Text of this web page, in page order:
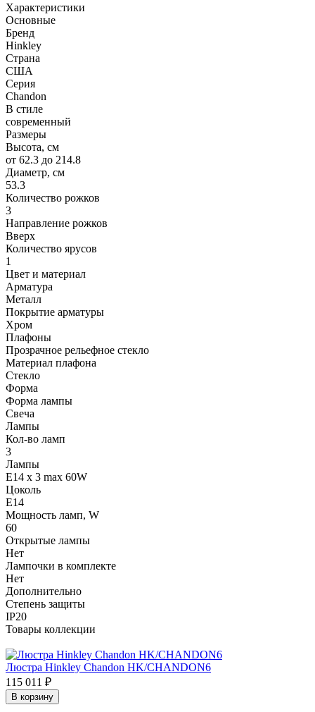
Характеристики
Основные
Бренд
Hinkley
Страна
США
Серия
Chandon
В стиле
современный
Размеры
Высота, см
от 62.3 до 214.8
Диаметр, см
53.3
Количество рожков
3
Направление рожков
Вверх
Количество ярусов
1
Цвет и материал
Арматура
Металл
Покрытие арматуры
Хром
Плафоны
Прозрачное рельефное стекло
Материал плафона
Стекло
Форма
Форма лампы
Свеча
Лампы
Кол-во ламп
3
Лампы
E14 x 3 max 60W
Цоколь
E14
Мощность ламп, W
60
Открытые лампы
Нет
Лампочки в комплекте
Нет
Дополнительно
Степень защиты
IP20
Товары коллекции
Люстра Hinkley Chandon HK/CHANDON6
115 011 ₽
В корзину